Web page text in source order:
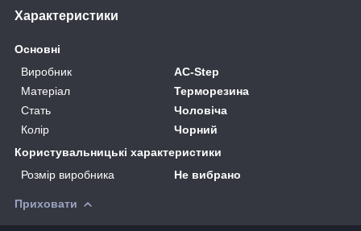
Характеристики
Основні
Виробник
AC-Step
Матеріал
Терморезина
Стать
Чоловіча
Колір
Чорний
Користувальницькі характеристики
Розмір виробника
Не вибрано
Приховати